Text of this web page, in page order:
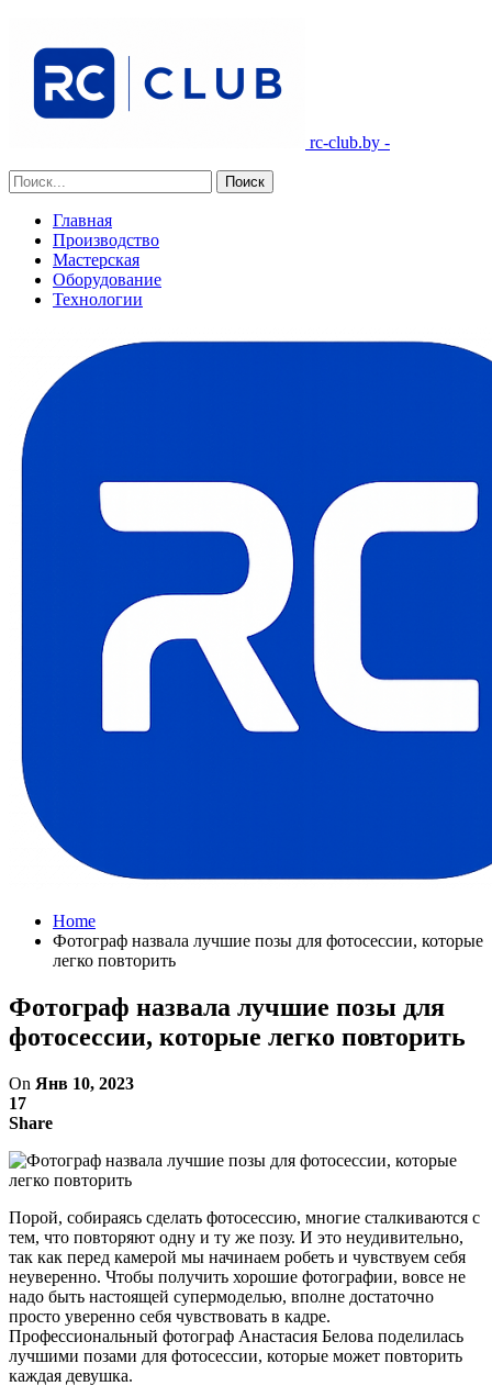
rc-club.by -
Главная
Производство
Мастерская
Оборудование
Технологии
Home
Фотограф назвала лучшие позы для фотосессии, которые
легко повторить
Фотограф назвала лучшие позы для
фотосессии, которые легко повторить
On Янв 10, 2023
17
Share
Порой, собираясь сделать фотосессию, многие сталкиваются с
тем, что повторяют одну и ту же позу. И это неудивительно,
так как перед камерой мы начинаем робеть и чувствуем себя
неуверенно. Чтобы получить хорошие фотографии, вовсе не
надо быть настоящей супермоделью, вполне достаточно
просто уверенно себя чувствовать в кадре.
Профессиональный фотограф Анастасия Белова поделилась
лучшими позами для фотосессии, которые может повторить
каждая девушка.